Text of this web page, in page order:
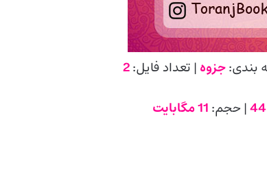
بندی:جزوه | تعداد فایل:2
44| حجم: 11 مگابایت